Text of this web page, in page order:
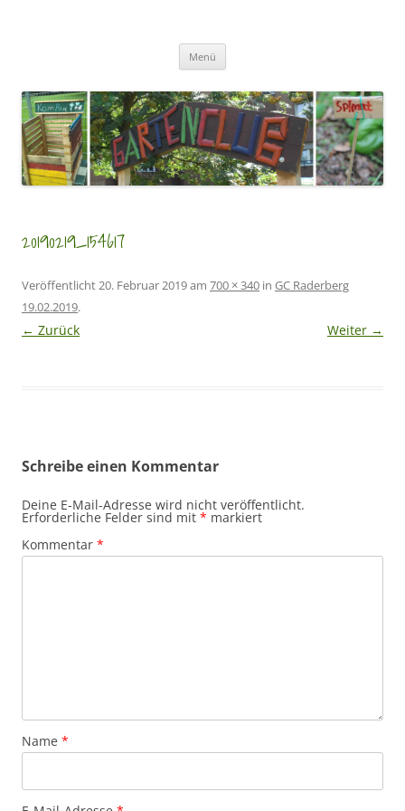
Menü
20190219_154617
Veröffentlicht20. Februar 2019am 700 × 340 in GC Raderberg
19.02.2019.
← Zurück Weiter →
Schreibe einen Kommentar
Deine E-Mail-Adresse wird nicht veröffentlicht.
Erforderliche Felder sind mit * markiert
Kommentar *
Name *